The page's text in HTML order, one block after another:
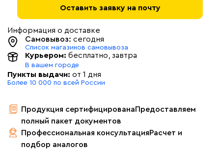
Оставить заявку на почту
Информация о доставке
Самовывоз: сегодня
Список магазинов самовывоза
Курьером: бесплатно , завтра
В вашем городе
Пункты выдачи: от 1 дня
Более 10 000 по всей России
Продукция сертифицированаПредоставляем
полный пакет документов
Профессиональная консультацияРасчет и
подбор аналогов